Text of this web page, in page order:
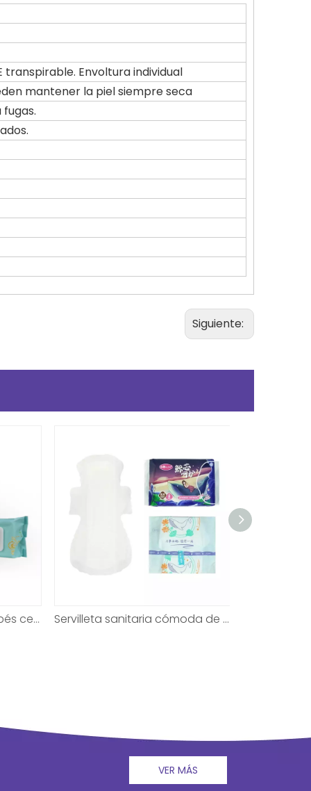
transpirable. Envoltura individual
mantener la piel siempre seca
Siguiente:
Toallita húmeda para bebés certificada de alta calidad para eliminar la suciedad Servilleta sanitaria cómoda de calidad impresionante para mujeres
VER MÁS